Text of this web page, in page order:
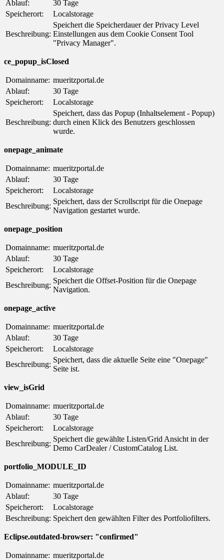
Ablauf:
30 Tage
Speicherort:
Localstorage
Beschreibung:
Speichert die Speicherdauer der Privacy Level
Einstellungen aus dem Cookie Consent Tool
"Privacy Manager".
ce_popup_isClosed
Domainname: mueritzportal.de
Ablauf:
30 Tage
Speicherort:
Localstorage
Beschreibung:
Speichert, dass das Popup (Inhaltselement - Popup)
durch einen Klick des Benutzers geschlossen
wurde.
onepage_animate
Domainname: mueritzportal.de
Ablauf:
30 Tage
Speicherort:
Localstorage
Beschreibung:
Speichert, dass der Scrollscript für die Onepage
Navigation gestartet wurde.
onepage_position
Domainname: mueritzportal.de
Ablauf:
30 Tage
Speicherort:
Localstorage
Beschreibung:
Speichert die Offset-Position für die Onepage
Navigation.
onepage_active
Domainname: mueritzportal.de
Ablauf:
30 Tage
Speicherort:
Localstorage
Beschreibung:
Speichert, dass die aktuelle Seite eine "Onepage"
Seite ist.
view_isGrid
Domainname: mueritzportal.de
Ablauf:
30 Tage
Speicherort:
Localstorage
Beschreibung:
Speichert die gewählte Listen/Grid Ansicht in der
Demo CarDealer / CustomCatalog List.
portfolio_MODULE_ID
Domainname: mueritzportal.de
Ablauf:
30 Tage
Speicherort:
Localstorage
Beschreibung: Speichert den gewählten Filter des Portfoliofilters.
Eclipse.outdated-browser: "confirmed"
Domainname: mueritzportal.de